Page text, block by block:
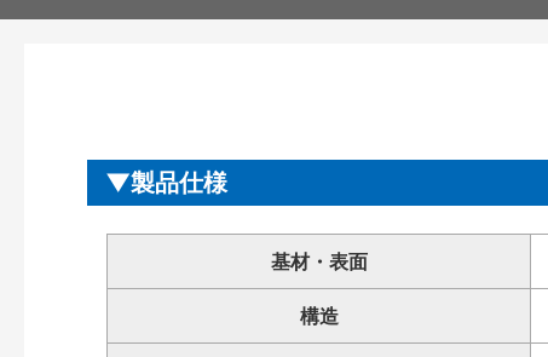
製品仕様
基材・表面
構造